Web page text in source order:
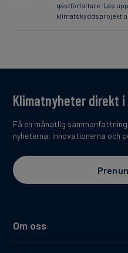
gästförfattare. Läs
klimatskyddsprojekt
Om oss
Klimatnyheter direkt i
Få en månatlig
nyheterna, innovationerna och